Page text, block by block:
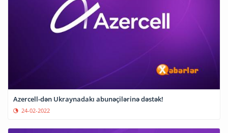
Azercell-dən Ukraynadakı abunəçilərinə dəstək!
24-02-2022